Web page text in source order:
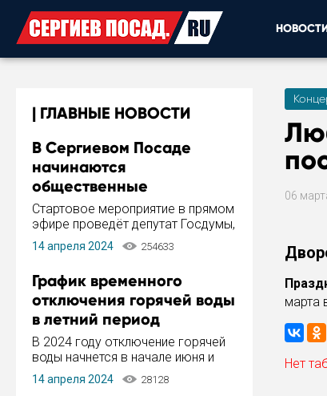
ГЛАВНЫЕ НОВОСТИ
В Сергиевом Посаде
начинаются
общественные
обсуждения Стратегии
развития города
Стартовое мероприятие в прямом
эфире проведёт депутат Госдумы,
инициатор и автор Концепции
развития Сергиева Посада и
Пахомов.
14 апреля 2024 254633
График временного
отключения горячей воды
в летний период
В 2024 году отключение горячей
воды начнется в начале июня и
завершится в конце августа.
Период отключения составит не
14 апреля 2024 28128
06
марта
Нет